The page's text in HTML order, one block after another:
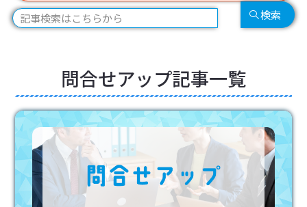
検
索
検索
問合せアップ記事一覧
ペ
ー
ジ
ペ
ー
ジ
ペ
ー
ジ
ペ
ー
ジ
ペ
ー
ジ